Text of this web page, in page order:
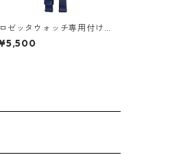
ロゼッタウォッチ専用付け
替えベルト/ネイビー
¥5,500